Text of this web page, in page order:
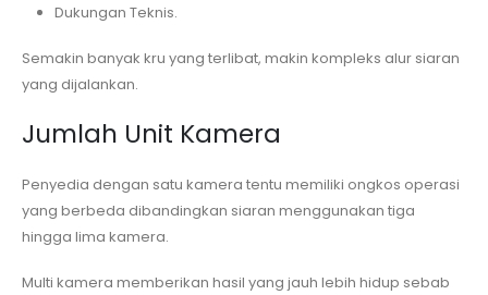
Dukungan Teknis.
Semakin banyak kru yang terlibat, makin kompleks alur siaran
yang dijalankan.
Jumlah Unit Kamera
Penyedia dengan satu kamera tentu memiliki ongkos operasi
yang berbeda dibandingkan siaran menggunakan tiga
hingga lima kamera.
Multi kamera memberikan hasil yang jauh lebih hidup sebab